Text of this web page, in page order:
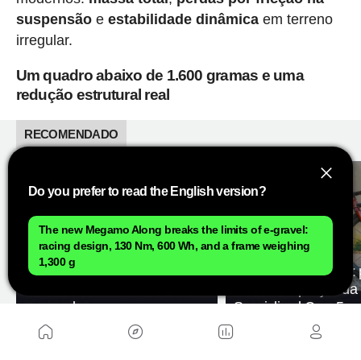
suspensãoe estabilidade dinâmicaem terreno
irregular.
Um quadro abaixo de 1.600 gramas e uma
redução estrutural real
RECOMENDADO
A Specialized quer que você
experimente uma Levo: inicia
uma grande campanha de
avançadas
Da Sport à S-Works:
modelos e preços
Specialized Crux 5
Do you prefer to read the English version?
The new Megamo Along breaks the limits of e-gravel:
racing design, 130 Nm, 600 Wh, and a frame weighing
1,300 g